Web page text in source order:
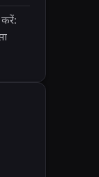
करें: